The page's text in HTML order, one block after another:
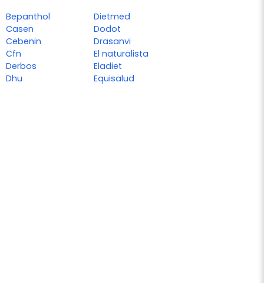
Bepanthol
Casen
Cebenin
Cfn
Derbos
Dhu
Dietmed
Dodot
Drasanvi
El naturalista
Eladiet
Equisalud